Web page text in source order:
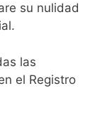
su nulidad
las
el Registro